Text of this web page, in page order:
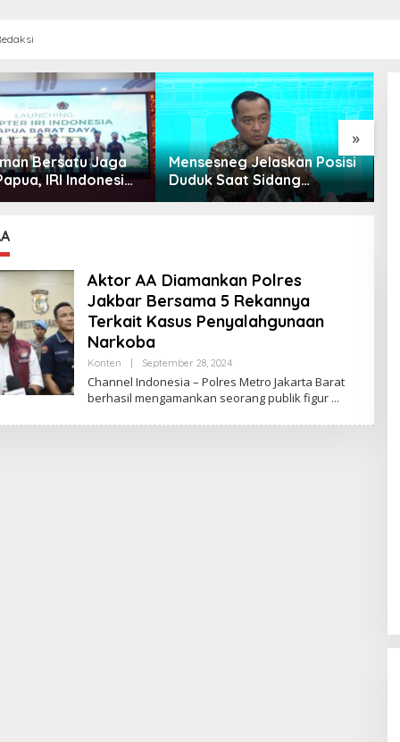
»
Bersatu Jaga
IRI Indonesia
Chapter Papua
Mensesneg Jelaskan Posisi
Duduk Saat Sidang
Kabinet: Kebutuhan Teknis,
Aktor AA Diamankan Polres
Jakbar Bersama 5 Rekannya
Terkait Kasus Penyalahgunaan
Narkoba
Konten September 28, 2024B
C
H
N
Channel Indonesia – Polres Metro Jakarta Barat
berhasil mengamankan seorang publik figur